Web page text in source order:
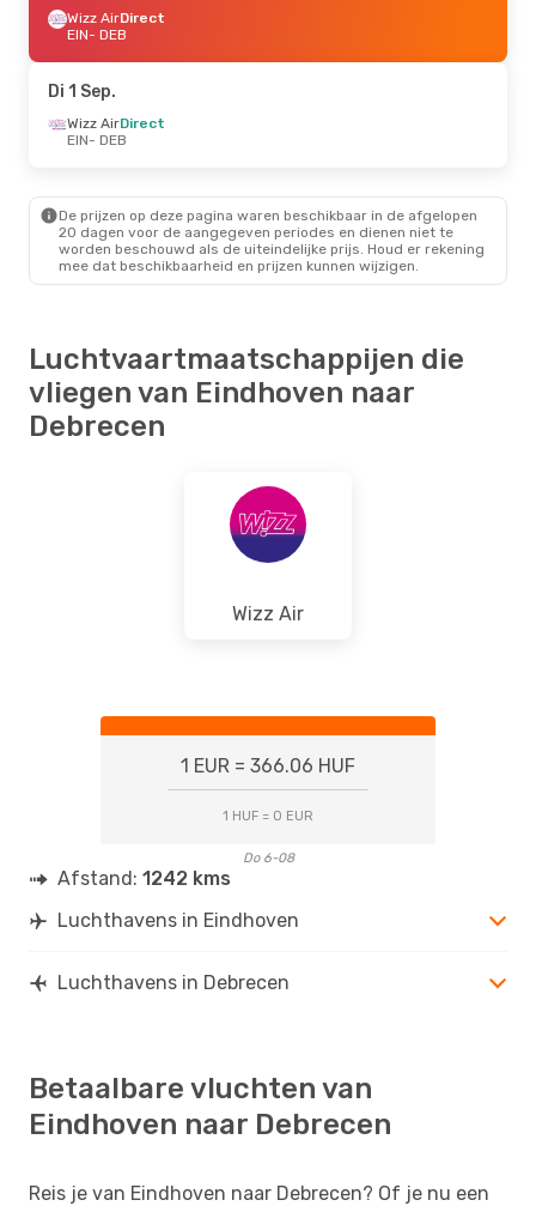
Wizz AirDirect
EIN- DEB
DEB- EIN
Za 5 Sep.- Za 12 Sep.
- EIN
Za 10 Okt.- Za 17 Okt.
DEB
- EIN
Di 25 Aug. - Za 29 Aug.
Wizz AirDirect
Wizz AirDirect
EIN- DEB
Di 1 Sep.
Wizz AirDirect
EIN- DEB
De prijzen op deze pagina waren beschikbaar in de afgelopen
20 dagen voor de aangegeven periodes en dienen niet te
worden beschouwd als de uiteindelijke prijs. Houd er rekening
mee dat beschikbaarheid en prijzen kunnen wijzigen.
Luchtvaartmaatschappijen die
vliegen van Eindhoven naar
Debrecen
Wizz Air
1 EUR = 366.06 HUF
1 HUF = 0 EUR
Do 6-08
Afstand: 1242 kms
Luchthavens in Eindhoven
Luchthavens in Debrecen
Betaalbare vluchten van
Eindhoven naar Debrecen
Reis je van Eindhoven naar Debrecen? Of je nu een